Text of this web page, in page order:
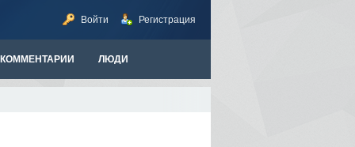
Войти Регистрация
КОММЕНТАРИИ ЛЮДИ